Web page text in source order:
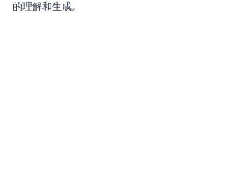
的理解和生成。